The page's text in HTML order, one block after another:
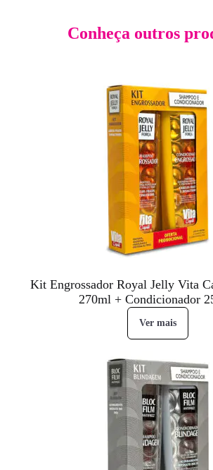
Conheça outros
Kit Engrossador Royal Jelly Vita
270ml + Condicionador
Ver mais